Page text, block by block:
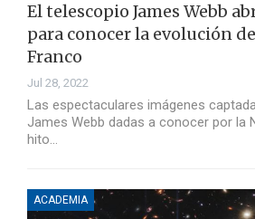
El telescopio James Webb
para conocer la evolución
Franco
Jul 28, 2022
Las espectaculares imágenes
James Webb dadas a conocer por la
hito…
ACADEMIA